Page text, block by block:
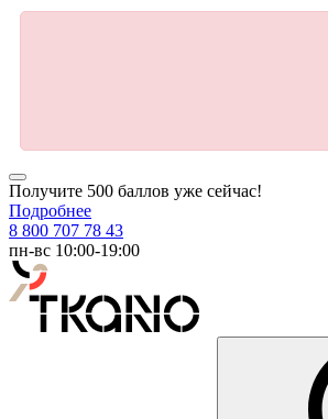
Получите 500 баллов уже сейчас!
Подробнее
8 800 707 78 43
пн-вс 10:00-19:00